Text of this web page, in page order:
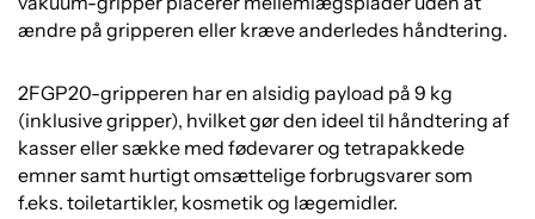
ændre på gripperen eller kræve anderledes håndtering.
2FGP20-gripperen har en alsidig payload på 9 kg
(inklusive gripper), hvilket gør den ideel til håndtering af
kasser eller sække med fødevarer og tetrapakkede
emner samt hurtigt omsættelige forbrugsvarer som
f.eks. toiletartikler, kosmetik og lægemidler.